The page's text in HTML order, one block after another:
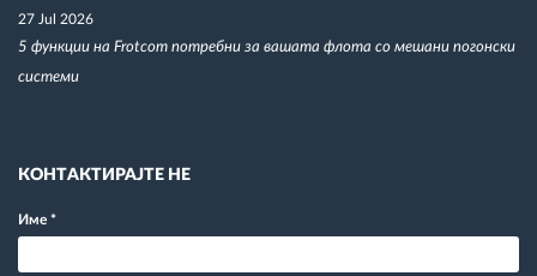
27 Jul 2026
5 функции на Frotcom потребни за вашата флота со мешани погонски
системи
КОНТАКТИРАЈТЕ НЕ
Име *